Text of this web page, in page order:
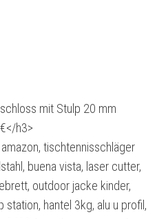
mit Stulp 20 mm
h3>
tischtennisschläger
buena vista, laser cutter,
outdoor jacke kinder,
hantel 3kg, alu u profil,